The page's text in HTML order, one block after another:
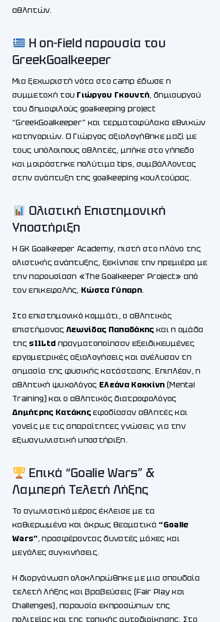
αθλητών.
Η on-field παρουσία του
GreekGoalkeeper
Μια ξεχωριστή νότα στο camp έδωσε η
συμμετοχή του Γιώργου Γκουντή, δημιουργού
του δημοφιλούς goalkeeping project
“GreekGoalkeeper” και τερματοφύλακα εθνικών
κατηγοριών. Ο Γιώργος αξιολογήθηκε μαζί με
τους υπόλοιπους αθλητές, μπήκε στο γήπεδο
και μοιράστηκε πολύτιμα tips, συμβάλλοντας
στην ανάπτυξη της goalkeeping κουλτούρας.
Ολιστική Επιστημονική
Υποστήριξη
Η GK Goalkeeper Academy, πιστή στο πλάνο της
ολιστικής ανάπτυξης, ξεκίνησε την πρεμιέρα με
την παρουσίαση «The Goalkeeper Project» από
τον επικεφαλής, Κώστα Γύπαρη.
Στο επιστημονικό κομμάτι, ο αθλητικός
επιστήμονας Λεωνίδας Παπαδάκης και η ομάδα
της s11Ltd πραγματοποίησαν εξειδικευμένες
εργομετρικές αξιολογήσεις και ανέλυσαν τη
σημασία της φυσικής κατάστασης. Επιπλέον, η
αθλητική ψυχολόγος Ελεάνα Κοκκίνη (Mental
Training) και ο αθλητικός διατροφολόγος
Δημήτρης Κατάκηςεφοδίασαν αθλητές και
γονείς με τις απαραίτητες γνώσεις για την
εξωαγωνιστική υποστήριξη.
Επικά “Goalie Wars” &
Λαμπερή Τελετή Λήξης
Το αγωνιστικό μέρος έκλεισε με τα
καθιερωμένα και άκρως θεαματικά “Goalie
Wars”, προσφέροντας δυνατές μάχες και
μεγάλες συγκινήσεις.
Η διοργάνωση ολοκληρώθηκε με μια σπουδαία
τελετή λήξης και βραβεύσεις (Fair Play και
Challenges), παρουσία εκπροσώπων της
πολιτείας και της τοπικής αυτοδιοίκησης. Στο